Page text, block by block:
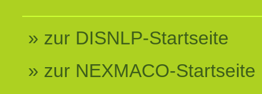
» zur DISNLP-Startseite
» zur NEXMACO-Startseite